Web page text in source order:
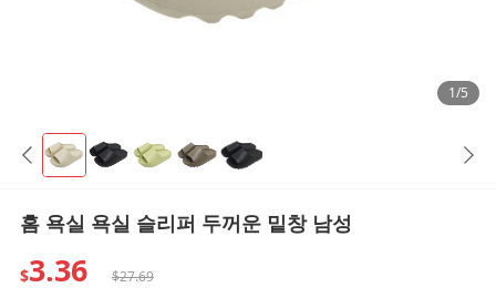
1/5
홈 욕실 욕실 슬리퍼 두꺼운 밑창 남성
$3.36 $27.69